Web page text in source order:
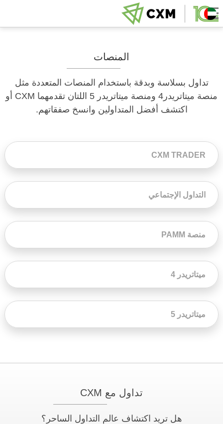
المنصات
تداول بسلاسة وبدقة باستخدام المنصات المتعددة مثل
منصة ميتاتريدر4 ومنصة ميتاتريدر 5 اللتان تقدمهما CXM أو
اكتشف أفضل المتداولين وانسخ صفقاتهم.
CXM TRADER
التداول الإجتماعي
منصة PAMM
ميتاتريدر 4
ميتاتريدر 5
تداول مع CXM
هل تريد اكتشاف عالم التداول الساحر؟